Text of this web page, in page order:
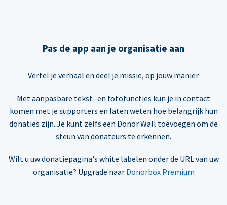
Pas de app aan je organisatie aan
Vertel je verhaal en deel je missie, op jouw manier.
Met aanpasbare tekst- en fotofuncties kun je in contact
komen met je supporters en laten weten hoe belangrijk hun
donaties zijn. Je kunt zelfs een Donor Wall toevoegen om de
steun van donateurs te erkennen.
Wilt u uw donatiepagina's white labelen onder de URL van uw
organisatie? Upgrade naar Donorbox Premium